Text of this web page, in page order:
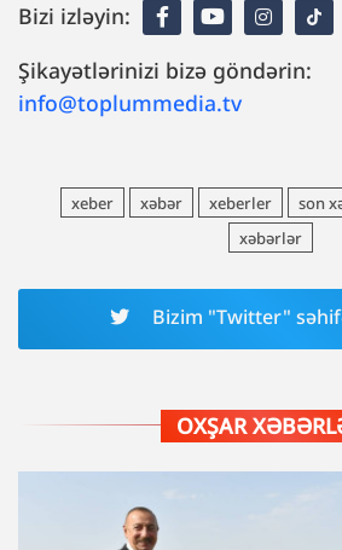
Bizi izləyin:
Şikayətlərinizi bizə göndərin:
info@toplummedia.tv
xeber xəbər xeberler son
xəbərlər
Bizim "Twitter"
OXŞAR